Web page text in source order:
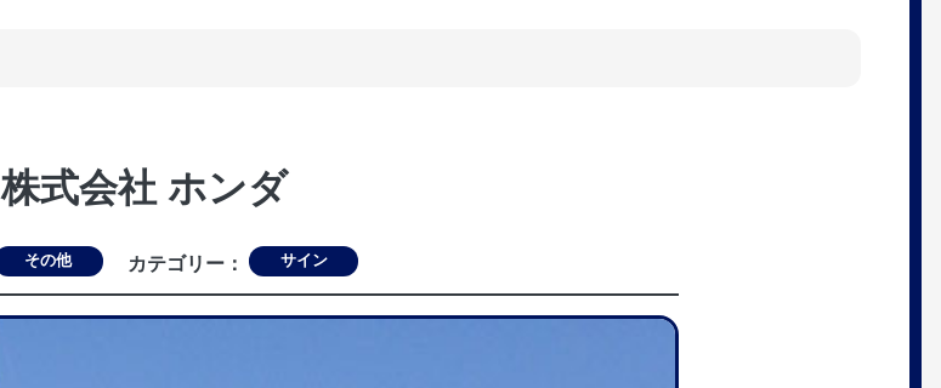
株式会社 ホンダ
その他 カテゴリー： サイン